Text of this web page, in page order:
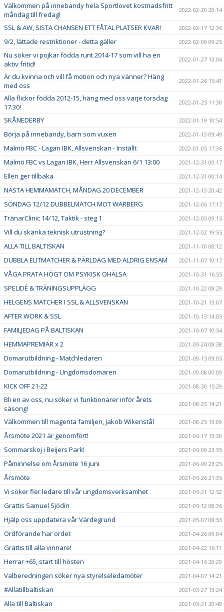
Välkommen på innebandy hela Sportlovet kostnadsfritt
måndag till fredag!
2022-02-20 20:14
SSL & AW, SISTA CHANSEN ETT FÅTAL PLATSER KVAR! 2022-02-17 12:36
9/2, lättade restriktioner - detta gäller 2022-02-09 09:25
Nu söker vi pojkar födda runt 2014-17 som vill ha en
aktiv fritid!
2022-01-27 13:06
Är du kvinna och vill få motion och nya vänner? Häng
med oss
2022-01-26 15:41
Alla flickor födda 2012-15, häng med oss varje torsdag
17.30!
2022-01-25 11:30
SKÅNEDERBY 2022-01-19 10:54
Börja på innebandy, barn som vuxen 2022-01-13 09:49
Malmö FBC - Lagan IBK, Allsvenskan - Inställt 2022-01-05 17:36
Malmö FBC vs Lagan IBK, Herr Allsvenskan 6/1 13:00 2021-12-31 00:17
Ellen ger tillbaka 2021-12-31 00:14
NÄSTA HEMMAMATCH, MÅNDAG 20 DECEMBER 2021-12-13 20:42
SÖNDAG 12/12 DUBBELMATCH MOT WARBERG 2021-12-06 17:17
TränarClinic 14/12, Taktik - steg 1 2021-12-05 09:15
Vill du skänka teknisk utrustning? 2021-12-02 19:55
ALLA TILL BALTISKAN 2021-11-10 08:12
DUBBLA ELITMATCHER & PÄRLDAG MED ALDRIG ENSAM 2021-11-07 10:17
VÅGA PRATA HÖGT OM PSYKISK OHÄLSA 2021-10-31 16:55
SPELIDÉ & TRÄNINGSUPPLÄGG 2021-10-22 08:29
HELGENS MATCHER I SSL & ALLSVENSKAN 2021-10-21 13:07
AFTER WORK & SSL 2021-10-13 14:05
FAMILJEDAG PÅ BALTISKAN 2021-10-07 10:54
HEMMAPREMIÄR x 2 2021-09-24 08:38
Domarutbildning - Matchledaren 2021-09-15 09:05
Domarutbildning - Ungdomsdomaren 2021-09-08 00:09
KICK OFF 21-22 2021-08-30 15:29
Bli en av oss, nu söker vi funktionärer inför årets
säsong!
2021-08-25 14:21
Välkommen till magenta familjen, Jakob Wikenstål 2021-08-25 13:09
Årsmöte 2021 är genomfört! 2021-06-17 13:30
Sommarskoj i Beijers Park! 2021-06-09 23:35
Påminnelse om Årsmöte 16 juni 2021-06-09 23:25
Årsmöte 2021-05-26 21:35
Vi söker fler ledare till vår ungdomsverksamhet 2021-05-21 12:52
Grattis Samuel Sjödin 2021-05-12 08:36
Hjälp oss uppdatera vår Värdegrund 2021-05-07 08:53
Ordförande har ordet 2021-04-26 09:04
Grattis till alla vinnare! 2021-04-22 16:11
Herrar +65, start till hösten 2021-04-16 20:29
Valberedningen söker nya styrelseledamöter 2021-04-07 14:21
#Allatillbaltiskan 2021-03-27 13:24
Alla till Baltiskan 2021-03-21 20:49